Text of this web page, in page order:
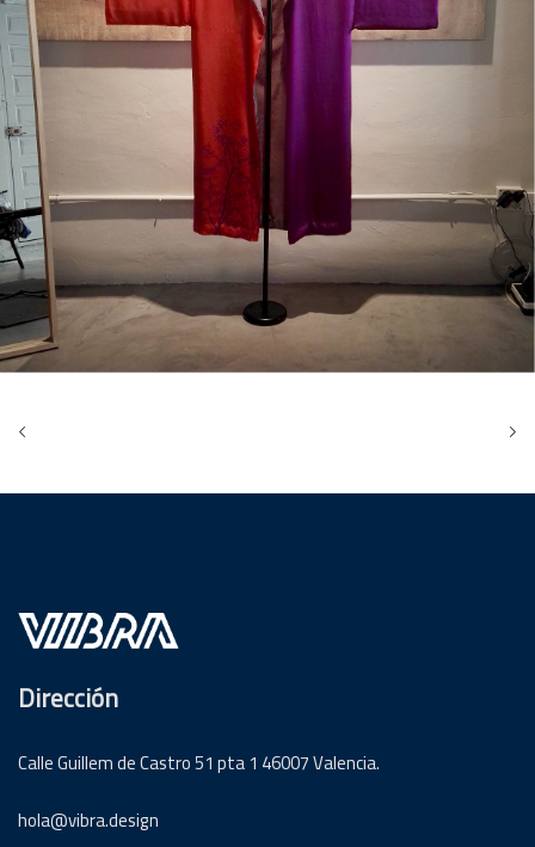
Dirección
Calle Guillem de Castro 51 pta 1 46007 Valencia.
hola@vibra.design